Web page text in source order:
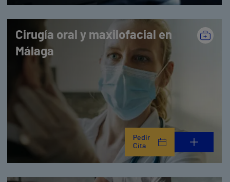
Cirugía oral y maxilofacial en
Málaga
Pedir
Cita